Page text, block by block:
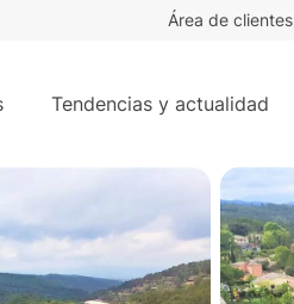
Área de clientes
Tendencias y actualidad